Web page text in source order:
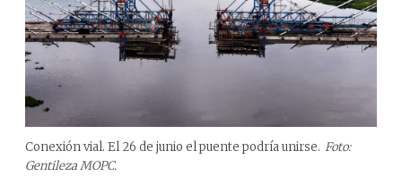
Conexión vial. El 26 de junio el puente podría unirse. Foto:
Gentileza MOPC.